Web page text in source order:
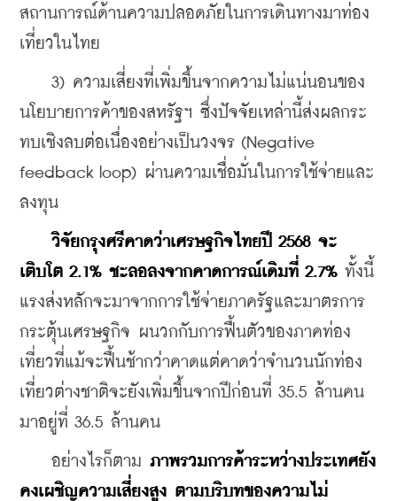
สถานการณ์ด้านความปลอดภัยในการเดินทางมาท่อง
เที่ยวในไทย
3) ความเสี่ยงที่เพิ่มขึ้นจากความไม่แน่นอนของ
นโยบายการค้าของสหรัฐฯ ซึ่งปัจจัยเหล่านี้ส่งผลกระ
ทบเชิงลบต่อเนื่องอย่างเป็นวงจร (Negative
feedback loop) ผ่านความเชื่อมั่นในการใช้จ่ายและ
ลงทุน
วิจัยกรุงศรีคาดว่าเศรษฐกิจไทยปี 2568 จะ
เติบโต 2.1% ชะลอลงจากคาดการณ์เดิมที่ 2.7% ทั้งนี้
แรงส่งหลักจะมาจากการใช้จ่ายภาครัฐและมาตรการ
กระตุ้นเศรษฐกิจ ผนวกกับการฟื้นตัวของภาคท่อง
เที่ยวที่แม้จะฟื้นช้ากว่าคาดแต่คาดว่าจำนวนนักท่อง
เที่ยวต่างชาติจะยังเพิ่มขึ้นจากปีก่อนที่ 35.5 ล้านคน
มาอยู่ที่ 36.5 ล้านคน
อย่างไรก็ตาม ภาพรวมการค้าระหว่างประเทศยัง
คงเผชิญความเสี่ยงสูง ตามบริบทของความไม่